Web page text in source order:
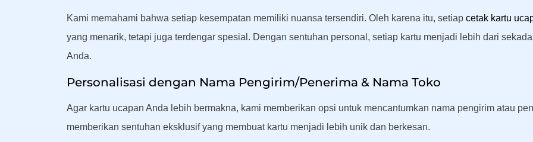
Kami memahami bahwa setiap kesempatan memiliki nuansa tersendiri. Oleh karena itu, setiap cetak kartu
yang menarik, tetapi juga terdengar spesial. Dengan sentuhan personal, setiap kartu menjadi lebih dari
Anda.
Personalisasi dengan Nama Pengirim/Penerima & Nama Toko
Agar kartu ucapan Anda lebih bermakna, kami memberikan opsi untuk mencantumkan nama pengirim atau
memberikan sentuhan eksklusif yang membuat kartu menjadi lebih unik dan berkesan.